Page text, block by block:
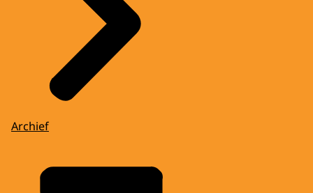
Archief